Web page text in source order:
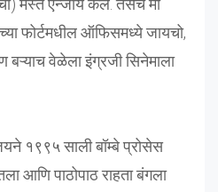
मस्त एन्जॉय केले. तसेच मी
फोर्टमधील ऑफिसमध्ये जायचो,
बऱ्याच वेळेला इंग्रजी सिनेमाला
१९९५ साली बॉम्बे प्रोसेस
आणि पाठोपाठ राहता बंगला